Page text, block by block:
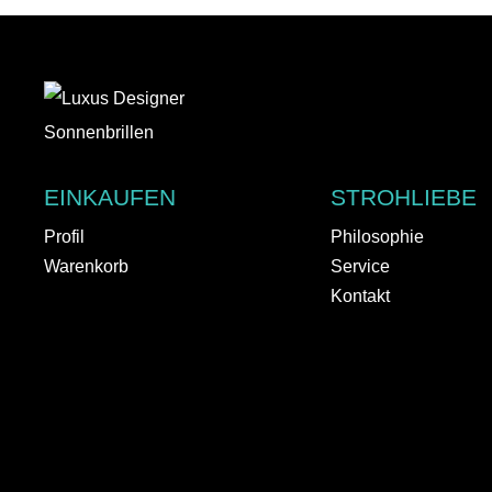
EINKAUFEN
Profil
Warenkorb
STROHLIEBE
Philosophie
Service
Kontakt